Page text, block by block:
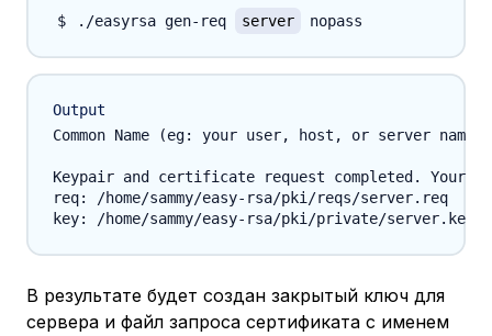
./easyrsa gen-req server
Output
Common Name (eg: your user, host, or server
Keypair and certificate request completed. Your
req: /home/sammy/easy-rsa/pki/reqs/server.req
В результате будет создан закрытый ключ для
сервера и файл запроса сертификата с именем